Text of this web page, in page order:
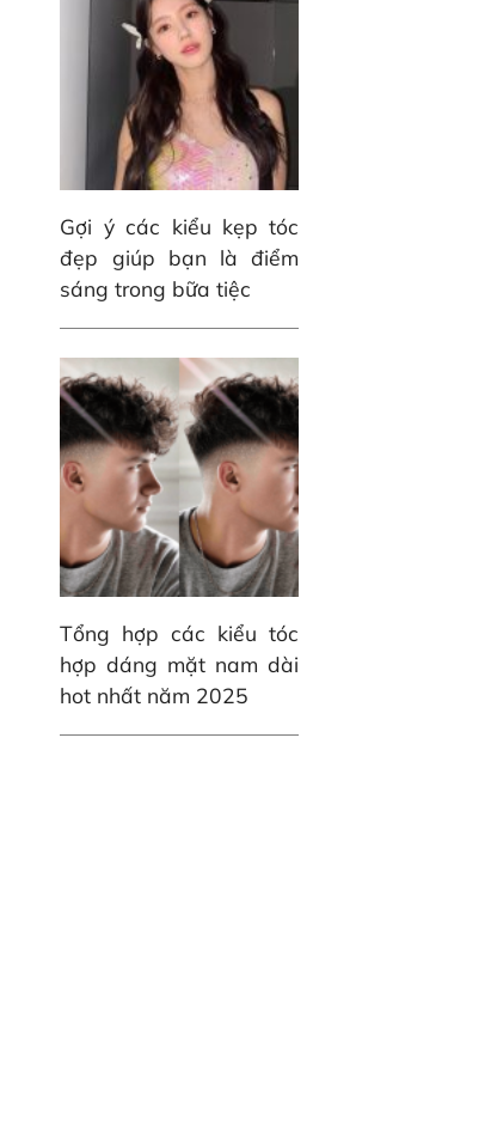
Gợi ý các kiểu kẹp tóc
đẹp giúp bạn là điểm
sáng trong bữa tiệc
Tổng hợp các kiểu tóc
hợp dáng mặt nam dài
hot nhất năm 2025